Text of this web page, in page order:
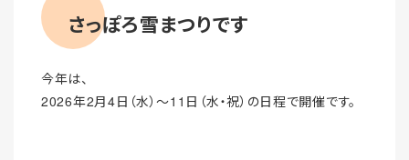
さっぽろ雪まつりです
今年は、
2026年2月4日（水）～11日（水・祝）の日程で開催です。